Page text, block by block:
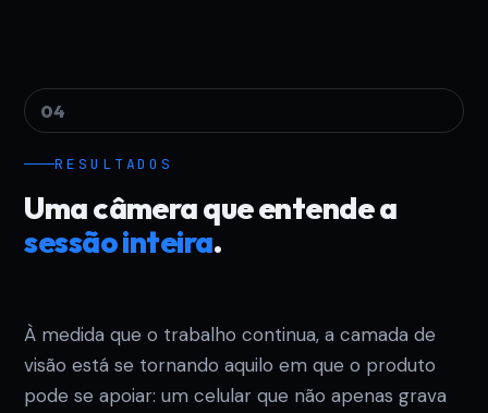
04
RESULTADOS
Uma câmera que entende a
sessão inteira.
À medida que o trabalho continua, a camada de
visão está se tornando aquilo em que o produto
pode se apoiar: um celular que não apenas grava